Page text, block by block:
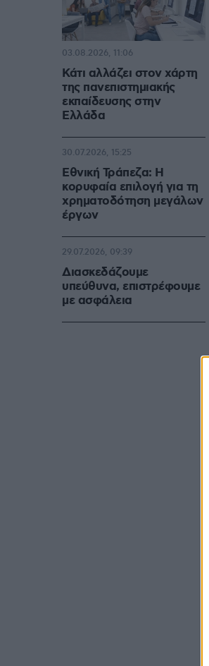
Κάτι αλλάζει στον χάρτη
της πανεπιστημιακής
εκπαίδευσης στην
Ελλάδα
03.08.2026, 11:06
Εθνική Τράπεζα: Η
κορυφαία επιλογή για τη
χρηματοδότηση μεγάλων
έργων
30.07.2026, 15:25
Διασκεδάζουμε
υπεύθυνα, επιστρέφουμε
με ασφάλεια
29.07.2026, 09:39